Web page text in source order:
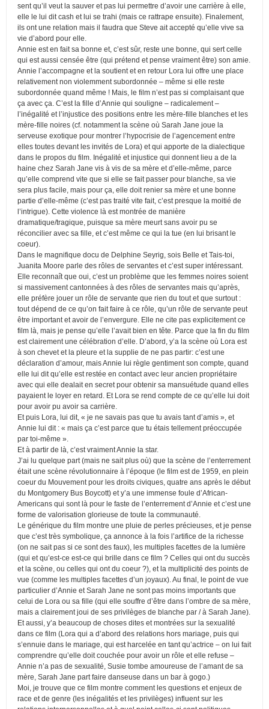
sent qu’il veut la sauver et pas lui permettre d’avoir une carrière à elle,
elle le lui dit cash et lui se trahi (mais ce rattrape ensuite). Finalement,
ils ont une relation mais il faudra que Steve ait accepté qu’elle vive sa
vie d’abord pour elle.
Annie est en fait sa bonne et, c’est sûr, reste une bonne, qui sert celle
qui est aussi censée être (qui prétend et pense vraiment être) son amie.
Annie l’accompagne et la soutient et en retour Lora lui offre une place
relativement non violemment subordonnée – même si elle reste
subordonnée quand même ! Mais, le film n’est pas si complaisant que
ça avec ça. C’est la fille d’Annie qui souligne – radicalement –
l’inégalité et l’injustice des positions entre les mère-fille blanches et les
mère-fille noires (cf. notamment la scène où Sarah Jane joue la
serveuse exotique pour montrer l’hypocrisie de l’agencement entre
elles toutes devant les invités de Lora) et qui apporte de la dialectique
dans le propos du film. Inégalité et injustice qui donnent lieu a de la
haine chez Sarah Jane vis à vis de sa mère et d’elle-même, parce
qu’elle comprend vite que si elle se fait passer pour blanche, sa vie
sera plus facile, mais pour ça, elle doit renier sa mère et une bonne
partie d’elle-même (c’est pas traité vite fait, c’est presque la moitié de
l’intrigue). Cette violence là est montrée de manière
dramatique/tragique, puisque sa mère meurt sans avoir pu se
réconcilier avec sa fille, et c’est même ce qui la tue (en lui brisant le
coeur).
Dans le magnifique docu de Delphine Seyrig, sois Belle et Tais-toi,
Juanita Moore parle des rôles de servantes et c’est super intéressant.
Elle reconnaît que oui, c’est un problème que les femmes noires soient
si massivement cantonnées à des rôles de servantes mais qu’après,
elle préfère jouer un rôle de servante que rien du tout et que surtout :
tout dépend de ce qu’on fait faire à ce rôle, qu’un rôle de servante peut
être important et avoir de l’envergure. Elle ne cite pas explicitement ce
film là, mais je pense qu’elle l’avait bien en tête. Parce que la fin du film
est clairement une célébration d’elle. D’abord, y’a la scène où Lora est
à son chevet et la pleure et la supplie de ne pas partir: c’est une
déclaration d’amour, mais Annie lui règle gentiment son compte, quand
elle lui dit qu’elle est restée en contact avec leur ancien propriétaire
avec qui elle dealait en secret pour obtenir sa mansuétude quand elles
payaient le loyer en retard. Et Lora se rend compte de ce qu’elle lui doit
pour avoir pu avoir sa carrière.
Et puis Lora, lui dit, « je ne savais pas que tu avais tant d’amis », et
Annie lui dit : « mais ça c’est parce que tu étais tellement préoccupée
par toi-même ».
Et à partir de là, c’est vraiment Annie la star.
J’ai lu quelque part (mais ne sait plus où) que la scène de l’enterrement
était une scène révolutionnaire à l’époque (le film est de 1959, en plein
coeur du Mouvement pour les droits civiques, quatre ans après le début
du Montgomery Bus Boycott) et y’a une immense foule d’African-
Americans qui sont là pour le faste de l’enterrement d’Annie et c’est une
forme de valorisation glorieuse de toute la communauté.
Le générique du film montre une pluie de perles précieuses, et je pense
que c’est très symbolique, ça annonce à la fois l’artifice de la richesse
(on ne sait pas si ce sont des faux), les multiples facettes de la lumière
(qui et qu’est-ce est-ce qui brille dans ce film ? Celles qui ont du succès
et la scène, ou celles qui ont du coeur ?), et la multiplicité des points de
vue (comme les multiples facettes d’un joyaux). Au final, le point de vue
particulier d’Annie et Sarah Jane ne sont pas moins importants que
celui de Lora ou sa fille (qui elle souffre d’être dans l’ombre de sa mère,
mais a clairement joui de ses privilèges de blanche par / à Sarah Jane).
Et aussi, y’a beaucoup de choses dites et montrées sur la sexualité
dans ce film (Lora qui a d’abord des relations hors mariage, puis qui
s’ennuie dans le mariage, qui est harcelée en tant qu’actrice – on lui fait
comprendre qu’elle doit couchée pour avoir un rôle et elle refuse –
Annie n’a pas de sexualité, Susie tombe amoureuse de l’amant de sa
mère, Sarah Jane part faire danseuse dans un bar à gogo.)
Moi, je trouve que ce film montre comment les questions et enjeux de
race et de genre (les inégalités et les privilèges) influent sur les